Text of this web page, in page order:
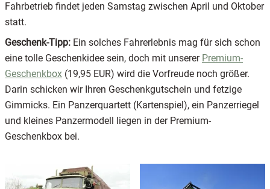
Fahrbetrieb findet jeden Samstag zwischen April und Oktober
statt.
Geschenk-Tipp: Ein solches Fahrerlebnis mag für sich schon
eine tolle Geschenkidee sein, doch mit unserer Premium-
Geschenkbox (19,95 EUR) wird die Vorfreude noch größer.
Darin schicken wir Ihren Geschenkgutschein und fetzige
Gimmicks. Ein Panzerquartett (Kartenspiel), ein Panzerriegel
und kleines Panzermodell liegen in der Premium-
Geschenkbox bei.